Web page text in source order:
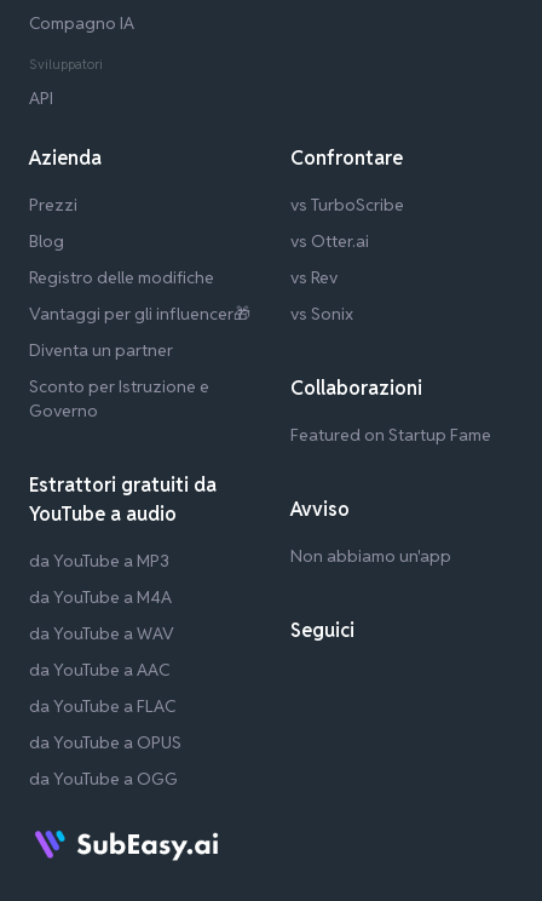
Compagno IA
Sviluppatori
API
Azienda
Prezzi
Blog
Registro delle modifiche
Vantaggi per gli influencer🎁
Diventa un partner
Sconto per Istruzione e
Governo
Estrattori gratuiti da
YouTube a audio
da YouTube a MP3
da YouTube a M4A
da YouTube a WAV
da YouTube a AAC
da YouTube a FLAC
da YouTube a OPUS
da YouTube a OGG
Confrontare
vs TurboScribe
vs Otter.ai
vs Rev
vs Sonix
Collaborazioni
Featured on Startup Fame
Avviso
Non abbiamo un'app
Seguici